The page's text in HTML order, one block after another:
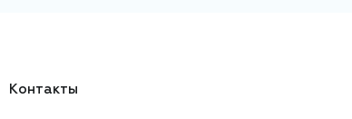
Контакты